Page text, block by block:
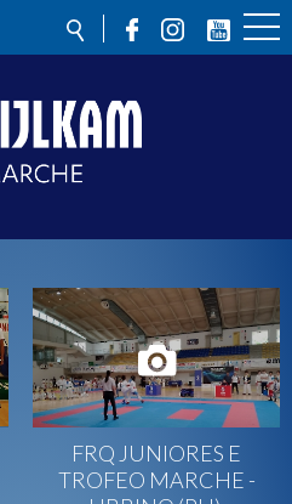
FRQ JUNIORES E
TROFEO MARCHE -